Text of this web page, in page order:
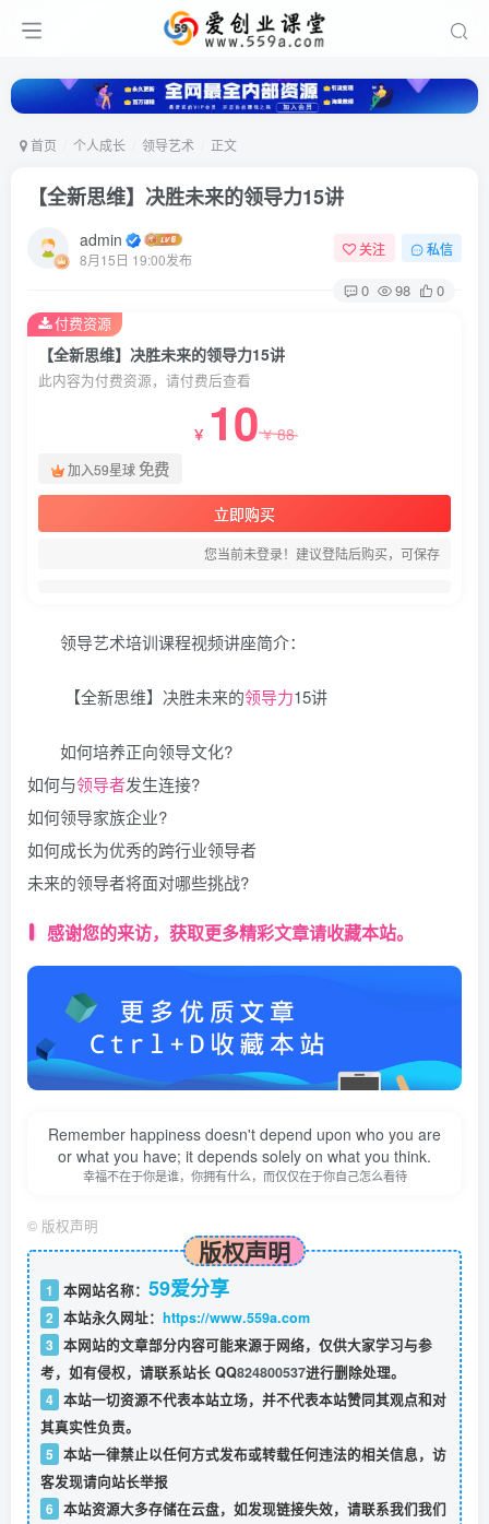
首页 个人成长 领导艺术 正文
【全新思维】决胜未来的领导力15讲
admin
8月15日 19:00发布
关注 私信
0 98 0
【全新思维】决胜未来的领导力15讲
此内容为付费资源，请付费后查看
￥ 10￥88
加入59星球免费
立即购买
您当前未登录！建议登陆后购买，可保存
付费资源
领导艺术培训课程视频讲座简介：
【全新思维】决胜未来的领导力15讲
如何培养正向领导文化?
如何与领导者发生连接?
如何领导家族企业?
如何成长为优秀的跨行业领导者
未来的领导者将面对哪些挑战?
感谢您的来访，获取更多精彩文章请收藏本站。
Remember happiness doesn't depend upon who you are
or what you have; it depends solely on what you think.
幸福不在于你是谁，你拥有什么，而仅仅在于你自己怎么看待
© 版权声明
版权声明
1 本网站名称： 59爱分享
2 本站永久网址： https://www.559a.com
3 本网站的文章部分内容可能来源于网络，仅供大家学习与参
考，如有侵权，请联系站长 QQ824800537进行删除处理。
4 本站一切资源不代表本站立场，并不代表本站赞同其观点和对
其真实性负责。
5 本站一律禁止以任何方式发布或转载任何违法的相关信息，访
客发现请向站长举报
6 本站资源大多存储在云盘，如发现链接失效，请联系我们我们